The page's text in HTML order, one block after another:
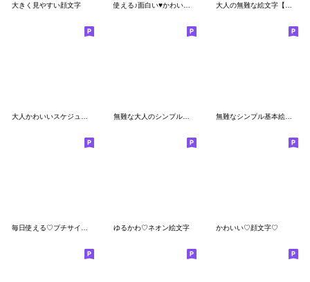
大きく見やすい顔文字
無難なシンプル基本絵文字
毎日使える♡プチサイズがいい感じの絵文字 ゆるかわ♡ネオン絵文字 かわいい♡顔文字♡